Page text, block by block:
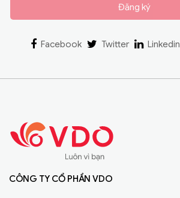
Đăng ký
Facebook Twitter Linkedin
CÔNG TY CỔ PHẦN VDO